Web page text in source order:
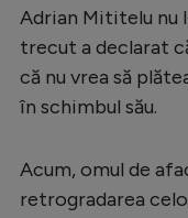
Ligue
Adrian Mititelu nu
trecut a declarat
că nu vrea să
în schimbul său.
Acum, omul de
retrogradarea